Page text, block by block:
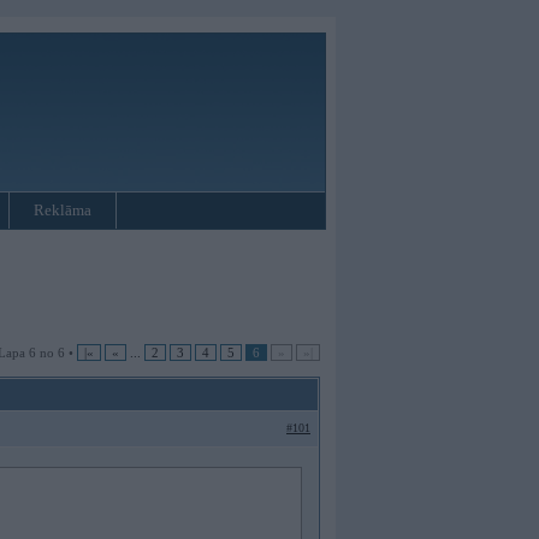
Reklāma
6 no 6 • |« « 2 3 4 5 6
#101